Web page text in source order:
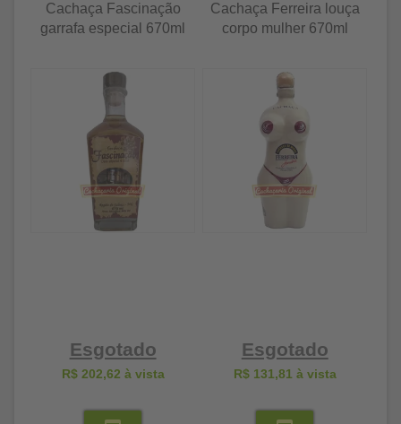
Cachaça Fascinação
garrafa especial 670ml
Esgotado
R$ 202,62 à vista
Cachaça Ferreira louça
corpo mulher 670ml
Esgotado
R$ 131,81 à vista